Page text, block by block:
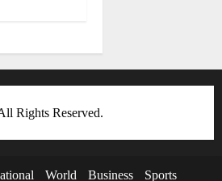
Rights Reserved.
World Business Sports